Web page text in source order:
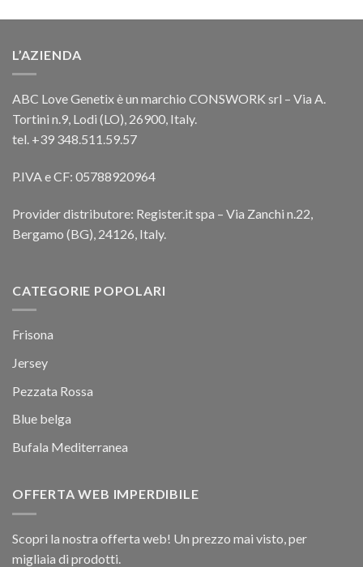
L’AZIENDA
ABC Love Genetix è un marchio CONSWORK srl – Via A.
Tortini n.9, Lodi (LO), 26900, Italy.
tel. +39 348.511.59.57
P.IVA e CF: 05788920964
Provider distributore: Register.it spa – Via Zanchi n.22,
Bergamo (BG), 24126, Italy.
CATEGORIE POPOLARI
Frisona
Jersey
Pezzata Rossa
Blue belga
Bufala Mediterranea
OFFERTA WEB IMPERDIBILE
Scopri la nostra offerta web! Un prezzo mai visto, per
migliaia di prodotti.